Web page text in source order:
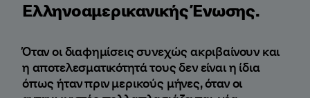
Ελληνοαμερικανικής Ένωσης.
Όταν οι διαφημίσεις συνεχώς ακριβαίνουν και
η αποτελεσματικότητά τους δεν είναι η ίδια
όπως ήταν πριν μερικούς μήνες, όταν οι